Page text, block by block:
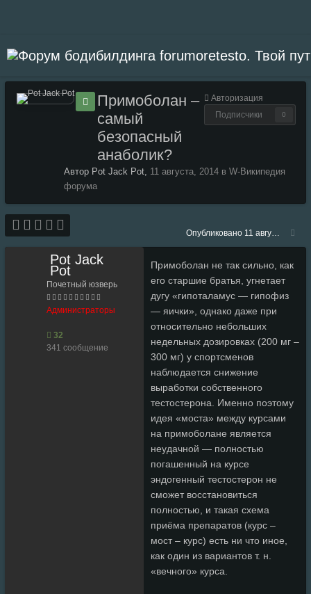
Авторизация
Подписчики
0
Примоболан –
самый
безопасный
анаболик?
Автор Pot Jack Pot, 11 августа, 2014 в W-Википедия
форума
Pot Jack
Pot
Почетный юзверь
Администраторы
32
341 сообщение
Опубликовано 11 августа, 2014
Примоболан не так сильно, как
его старшие братья, угнетает
дугу «гипоталамус — гипофиз
— яички», однако даже при
относительно небольших
недельных дозировках (200 мг –
300 мг) у спортсменов
наблюдается снижение
выработки собственного
тестостерона. Именно поэтому
идея «моста» между курсами
на примоболане является
неудачной — полностью
погашенный на курсе
эндогенный тестостерон не
сможет восстановиться
полностью, и такая схема
приёма препаратов (курс –
мост – курс) есть ни что иное,
как один из вариантов т. н.
«вечного» курса.